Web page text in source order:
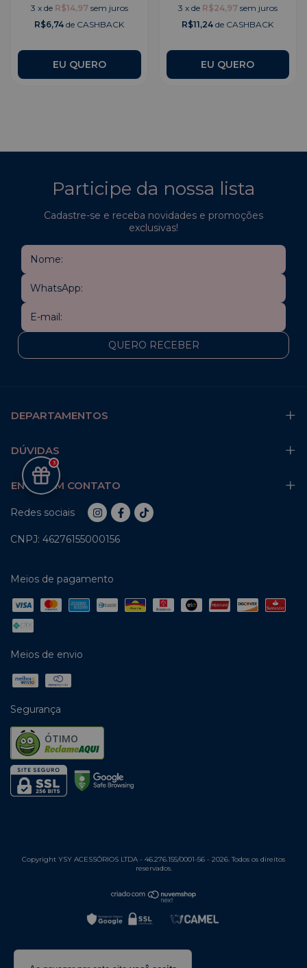
3 x de R$14,97 sem juros
R$6,74 de CASHBACK
3 x de R$24,97 sem juros
R$11,24 de CASHBACK
EU QUERO
Participe da nossa lista
Cadastre-se e receba novidades e promoções
exclusivas!
DEPARTAMENTOS
DÚVIDAS
ENTRE EM CONTATO
Redes sociais
CNPJ: 46276155000156
Meios de pagamento
Meios de envio
Segurança
ÓTIMO
Copyright YSY ACESSÓRIOS LTDA - 46.276.155/0001-56 - 2026. Todos os direitos
reservados.
3